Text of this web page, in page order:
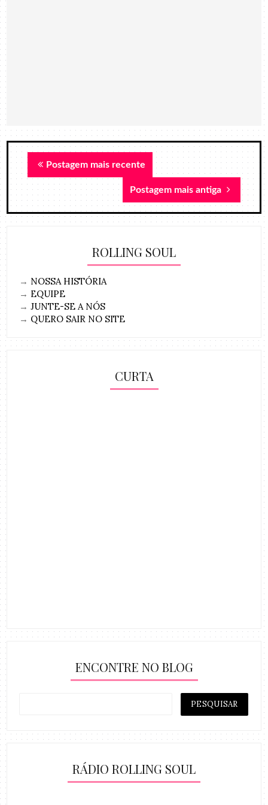
Postagem mais recente
Postagem mais antiga
ROLLING SOUL
→ NOSSA HISTÓRIA
→ EQUIPE
→JUNTE-SE A NÓS
→ QUERO SAIR NO SITE
CURTA
ENCONTRE NO BLOG
RÁDIO ROLLING SOUL